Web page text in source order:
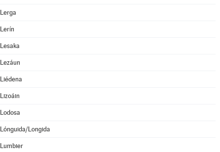
Lerga
Lerín
Lesaka
Lezáun
Liédena
Lizoáin
Lodosa
Lónguida/Longida
Lumbier